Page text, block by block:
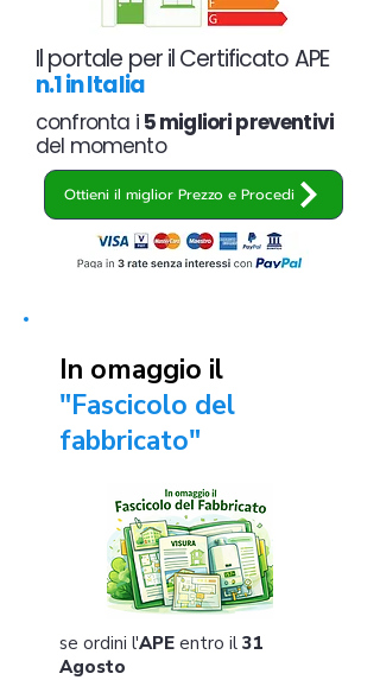
Il portale per il Certificato APE
n.1 in Italia
confronta i 5 migliori preventivi
del momento
Ottieni il miglior Prezzo e Procedi
In omaggio il
"Fascicolo del
fabbricato"
se ordini l'APE entro il 31
Agosto